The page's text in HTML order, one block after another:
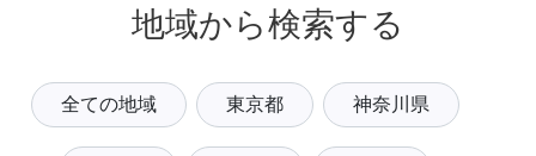
地域から検索する
全ての地域 東京都 神奈川県